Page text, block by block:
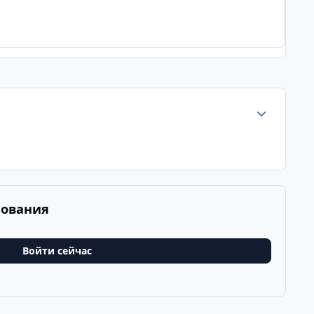
Войти сейчас